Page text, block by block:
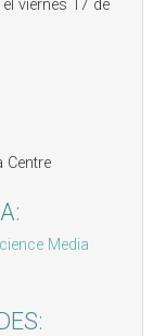
viernes 17 de
Centre
Media